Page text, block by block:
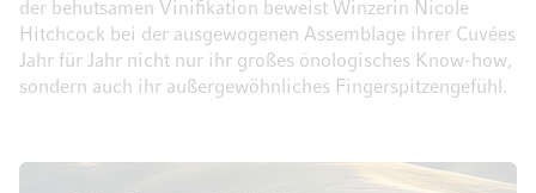
der behutsamen Vinifikation beweist Winzerin Nicole
Hitchcock bei der ausgewogenen Assemblage ihrer Cuvées
Jahr für Jahr nicht nur ihr großes önologisches Know-how,
sondern auch ihr außergewöhnliches Fingerspitzengefühl.